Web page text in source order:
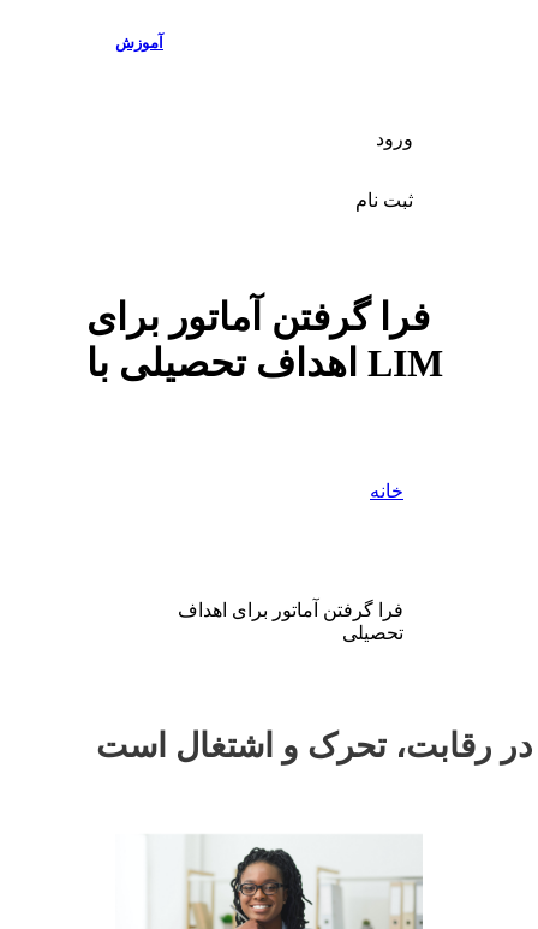
آموزش
ورود
ثبت نام
فرا گرفتن آماتور برای
اهداف تحصیلی با LIM
خانه
فرا گرفتن آماتور برای اهداف
تحصیلی
در رقابت، تحرک و اشتغال است